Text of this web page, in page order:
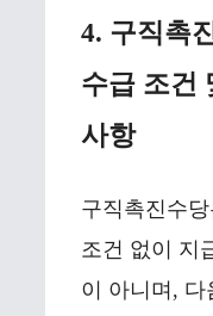
4. 구직촉
수급 조건
사항
구직촉진수
조건 없이 지
이 아니며, 다